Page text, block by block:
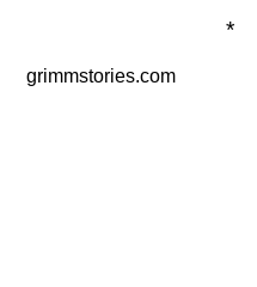
*
grimmstories.com